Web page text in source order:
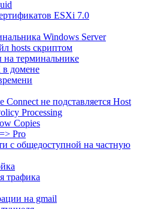
ESXi 7.0
Windows Server
hosts скриптом
терминальнике
в домене
Connect не подставляется Host
Processing
Copies
Pro
с общедоступной на частную
трафика
на gmail